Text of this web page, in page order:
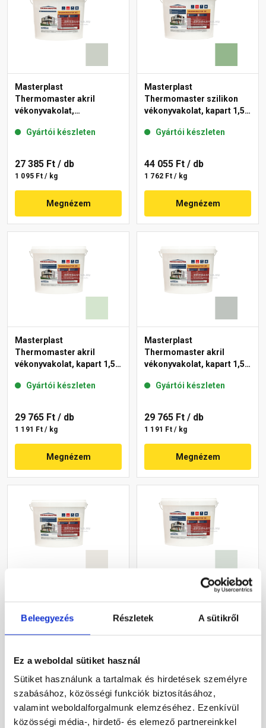
Beleegyezés Részletek A sütikről
Ez a weboldal sütiket használ
Sütiket használunk a tartalmak és hirdetések személyre
szabásához, közösségi funkciók biztosításához,
valamint weboldalforgalmunk elemzéséhez. Ezenkívül
közösségi média-, hirdető- és elemező partnereinkkel
Masterplast
Thermomaster akril
vékonyvakolat,
43-E 25 kg
Gyártói készleten
27 385 Ft / db
1 095 Ft / kg
Megnézem
Masterplast
Thermomaster szilikon
vékonyvakolat, kapart 1,5
Gyártói készleten
44 055 Ft / db
1 762 Ft / kg
Megnézem
Masterplast
Thermomaster akril
vékonyvakolat, kapart 1,5
Gyártói készleten
29 765 Ft / db
1 191 Ft / kg
Megnézem
Masterplast
Thermomaster akril
vékonyvakolat, kapart 1,5
Gyártói készleten
29 765 Ft / db
1 191 Ft / kg
Megnézem
vékonyvakolat, kapart 1,5
1 095 Ft / kg
Megnézem
vékonyvakolat, kapart 1,5
1 328 Ft / kg
Megnézem